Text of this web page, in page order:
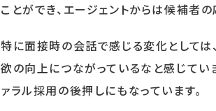
ことができ、エージェントからは候補者
特に面接時の会話で感じる変化として
欲の向上につながっているなと感じてい
ァラル採用の後押しにもなっています。